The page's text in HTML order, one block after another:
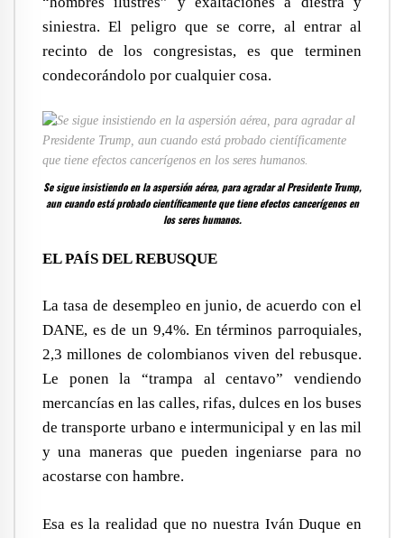
siniestra. El peligro que se corre, al entrar al
recinto de los congresistas, es que terminen
condecorándolo por cualquier cosa.
Se sigue insistiendo en la aspersión aérea, para agradar al Presidente Trump,
aun cuando está probado científicamente que tiene efectos cancerígenos en
los seres humanos.
EL PAÍS DEL REBUSQUE
La tasa de desempleo en junio, de acuerdo con el
DANE, es de un 9,4%. En términos parroquiales,
2,3 millones de colombianos viven del rebusque.
Le ponen la “trampa al centavo” vendiendo
mercancías en las calles, rifas, dulces en los buses
de transporte urbano e intermunicipal y en las mil
y una maneras que pueden ingeniarse para no
acostarse con hambre.
Esa es la realidad que no nuestra Iván Duque en